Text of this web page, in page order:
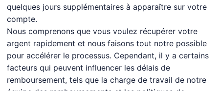
quelques jours supplémentaires à apparaître sur votre
compte.
Nous comprenons que vous voulez récupérer votre
argent rapidement et nous faisons tout notre possible
pour accélérer le processus. Cependant, il y a certains
facteurs qui peuvent influencer les délais de
remboursement, tels que la charge de travail de notre